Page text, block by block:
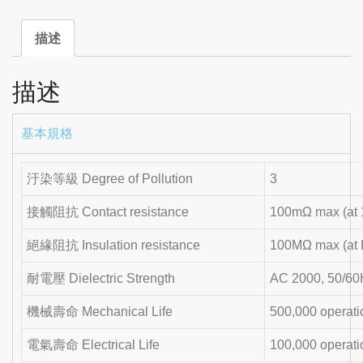
描述
描述
基本規格
汙染等級 Degree of Pollution 3
接觸阻抗 Contact resistance 100mΩ max (at
絕緣阻抗 Insulation resistance 100MΩ max (at
耐電壓 Dielectric Strength AC 2000, 50/
機械壽命 Mechanical Life 500,000
電氣壽命 Electrical Life 100,000